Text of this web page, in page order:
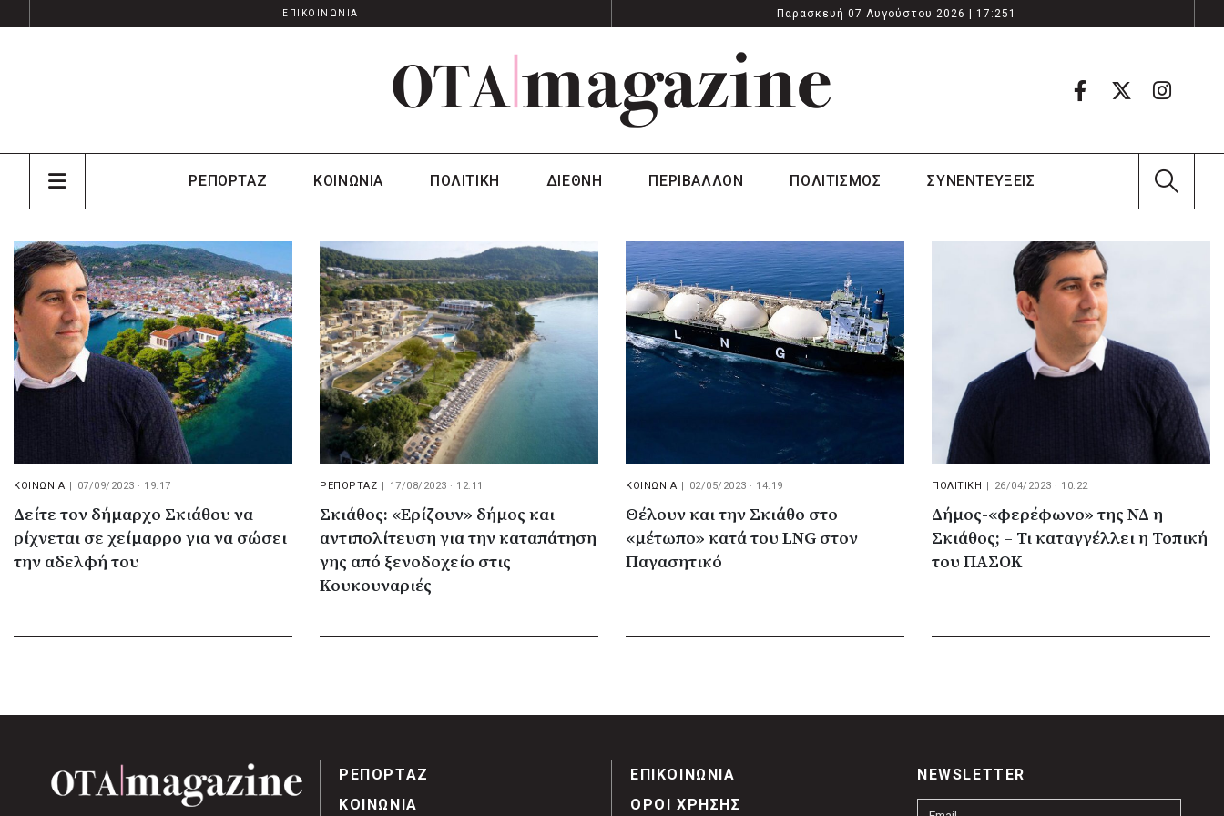
ΕΠΙΚΟΙΝΩΝΙΑ Παρασκευή 07 Αυγούστου 2026 | 17:251
ΡΕΠΟΡΤΑΖ ΚΟΙΝΩΝΙΑ ΠΟΛΙΤΙΚΗ ΔΙΕΘΝΗ ΠΕΡΙΒΑΛΛΟΝ ΠΟΛΙΤΙΣΜΟΣ ΣΥΝΕΝΤΕΥΞΕΙΣ
ΚΟΙΝΩΝΙΑ | 07/09/2023 · 19:17
Δείτε τον δήμαρχο Σκιάθου να
ρίχνεται σε χείμαρρο για να σώσει
την αδελφή του
ΡΕΠΟΡΤΑΖ | 17/08/2023 · 12:11
Σκιάθος: «Ερίζουν» δήμος και
αντιπολίτευση για την καταπάτηση
γης από ξενοδοχείο στις
Κουκουναριές
ΚΟΙΝΩΝΙΑ | 02/05/2023 · 14:19
Θέλουν και την Σκιάθο στο
«μέτωπο» κατά του LNG στον
Παγασητικό
ΠΟΛΙΤΙΚΗ | 26/04/2023 · 10:22
Δήμος-«φερέφωνο» της ΝΔ η
Σκιάθος; – Τι καταγγέλλει η Τοπική
του ΠΑΣΟΚ
ΡΕΠΟΡΤΑΖ
ΚΟΙΝΩΝΙΑ
ΕΠΙΚΟΙΝΩΝΙΑ
ΟΡΟΙ ΧΡΗΣΗΣ
NEWSLETTER